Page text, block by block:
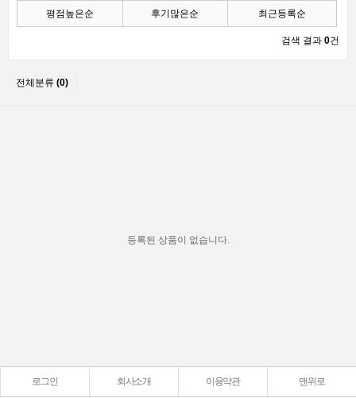
평점높은순 후기많은순 최근등록순
검색 결과 0건
전체분류 (0)
등록된 상품이 없습니다.
로그인 회사소개 이용약관 맨위로